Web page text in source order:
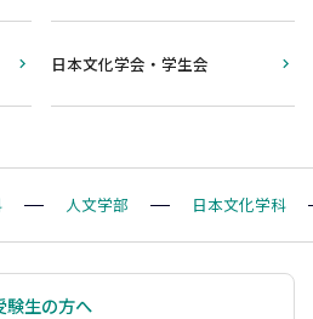
日本文化学会・学生会
人文学部 日本文化学科
験生の方へ